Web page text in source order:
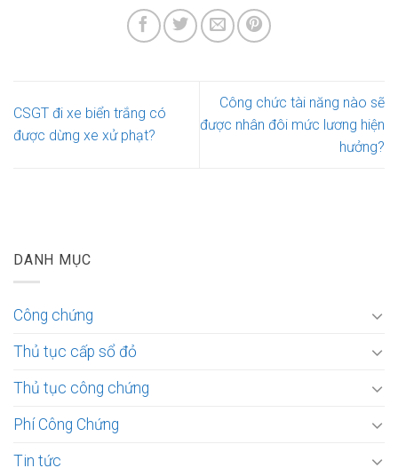
CSGT đi xe biển trắng có
được dừng xe xử phạt?
Công chức tài năng nào sẽ
được nhân đôi mức lương hiện
hưởng?
DANH MỤC
Công chứng
Thủ tục cấp sổ đỏ
Thủ tục công chứng
Phí Công Chứng
Tin tức